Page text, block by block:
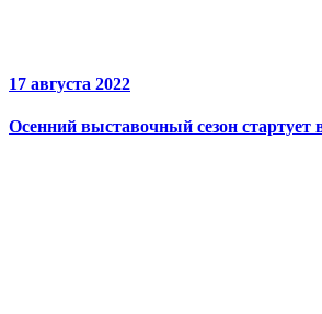
17 августа 2022
Осенний выставочный сезон стартует